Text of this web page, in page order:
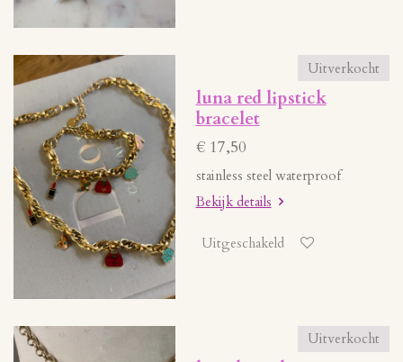
Uitverkocht
luna red lipstick
bracelet
€ 17,50
stainless steel waterproof
Bekijk details
Uitgeschakeld
Uitverkocht